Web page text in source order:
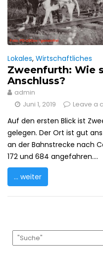
Lokales, Wirtschaftliches
Zweenfurth: Wie
Anschluss?
admin
Juni 1, 2019
Leave a
Auf den ersten Blick ist
gelegen. Der Ort ist gut
an der Bahnstrecke nach
172 und 684 angefahren....
... weiter